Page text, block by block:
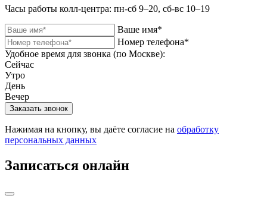
Часы работы колл-центра: пн-сб 9–20, сб-вс 10–19
Ваше имя*
Номер телефона*
Удобное время для звонка (по Москве):
Сейчас
Утро
День
Вечер
Нажимая на кнопку, вы даёте согласие на обработку
персональных данных
Записаться онлайн